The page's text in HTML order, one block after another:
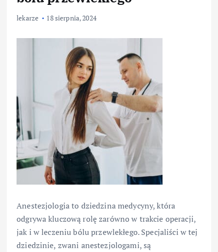
lekarze 18 sierpnia, 2024
Anestezjologia to dziedzina medycyny, która
odgrywa kluczową rolę zarówno w trakcie operacji,
jak i w leczeniu bólu przewlekłego. Specjaliści w tej
dziedzinie, zwani anestezjologami, są